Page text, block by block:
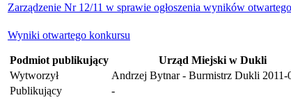
Zarządzenie Nr 12/11 w sprawie ogłoszenia wyników
Wyniki otwartego konkursu
Podmiot publikujący
Urząd Miejski w Dukli
Wytworzył
Andrzej Bytnar - Burmistrz Dukli 2011-
Publikujący
-